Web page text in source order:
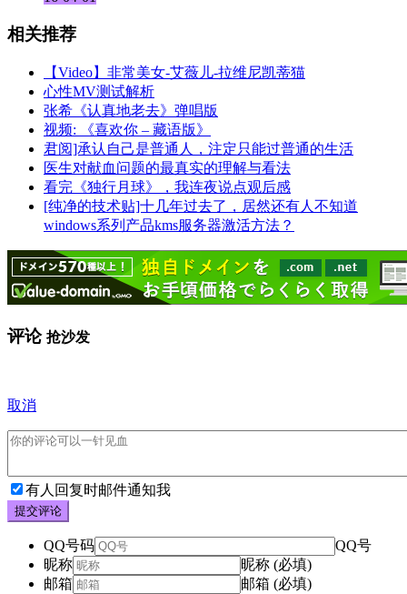
相关推荐
【Video】非常美女-艾薇儿-拉维尼凯蒂猫
心性MV测试解析
张希《认真地老去》弹唱版
视频: 《喜欢你 – 藏语版》
君阅]承认自己是普通人，注定只能过普通的生活
医生对献血问题的最真实的理解与看法
看完《独行月球》，我连夜说点观后感
[纯净的技术贴]十几年过去了，居然还有人不知道
windows系列产品kms服务器激活方法？
评论 抢沙发
取消
有人回复时邮件通知我
提交评论
QQ号码
QQ号
昵称
昵称 (必填)
邮箱
邮箱 (必填)